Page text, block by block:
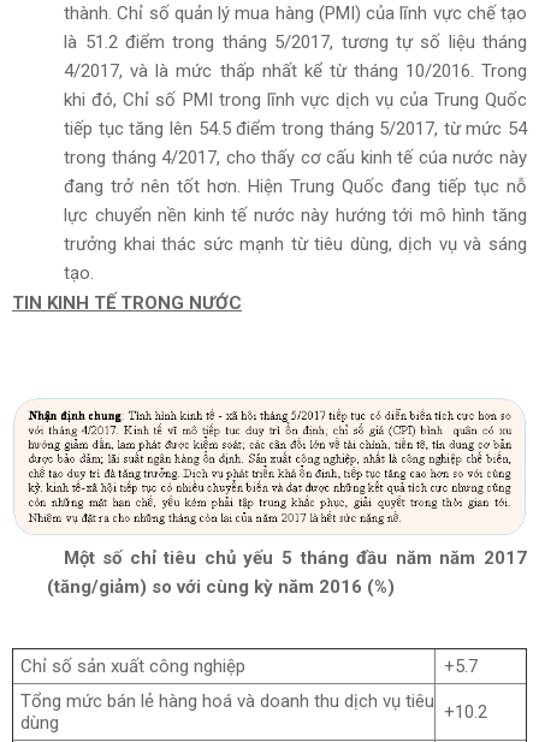
thành. Chỉ số quản lý mua hàng (PMI) của lĩnh vực chế tạo
là 51.2 điểm trong tháng 5/2017, tương tự số liệu tháng
4/2017, và là mức thấp nhất kể từ tháng 10/2016. Trong
khi đó, Chỉ số PMI trong lĩnh vực dịch vụ của Trung Quốc
tiếp tục tăng lên 54.5 điểm trong tháng 5/2017, từ mức 54
trong tháng 4/2017, cho thấy cơ cấu kinh tế cúa nước này
đang trở nên tốt hơn. Hiện Trung Quốc đang tiếp tục nỗ
lực chuyển nền kinh tế nước này hướng tới mô hình tăng
trưởng khai thác sức mạnh từ tiêu dùng, dịch vụ và sáng
tạo.
TIN KINH TẾ TRONG NƯỚC
Một số chỉ tiêu chủ yếu 5 tháng đầu năm năm 2017
(tăng/giảm) so với cùng kỳ năm 2016 (%)
Chỉ số sản xuất công nghiệp
+5.7
Tổng mức bán lẻ hàng hoá và doanh thu dịch vụ tiêu
dùng
+10.2